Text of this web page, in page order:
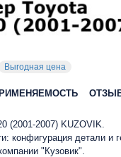
Выгодная цена
(2001-2007) KUZOVIK.
конфигурация детали
"Кузовик".